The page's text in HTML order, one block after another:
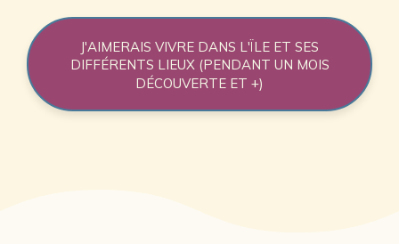
J'AIMERAIS VIVRE DANS L'ÏLE ET SES
DIFFÉRENTS LIEUX (PENDANT UN MOIS
DÉCOUVERTE ET +)